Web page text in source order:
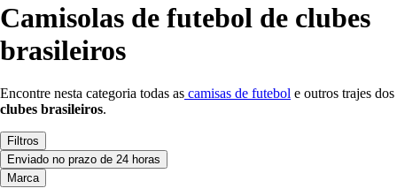
Camisolas de futebol de clubes
brasileiros
Encontre nesta categoria todas as camisas de futebol e outros trajes dos
clubes brasileiros.
Filtros
Enviado no prazo de 24 horas
Marca